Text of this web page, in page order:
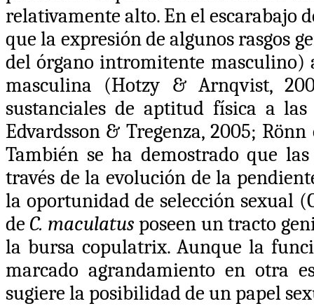
relativamente alto. En el escarabajo
que la expresión de algunos rasgos
del órgano intromitente
masculina (Hotzy & Arnqvist,
sustanciales de aptitud física a
Edvardsson & Tregenza, 2005;
También se ha demostrado que
través de la evolución de la
la oportunidad de selección sexual
de C. maculatus poseen un tracto
la bursa copulatrix. Aunque la
marcado agrandamiento en otra
sugiere la posibilidad de un papel